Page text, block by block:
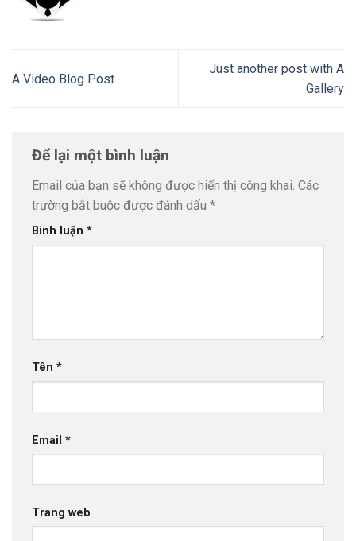
A Video Blog Post
Just another post with A
Gallery
Để lại một bình luận
Email của bạn sẽ không được hiển thị công khai. Các
trường bắt buộc được đánh dấu *
Bình luận *
Tên *
Email *
Trang web